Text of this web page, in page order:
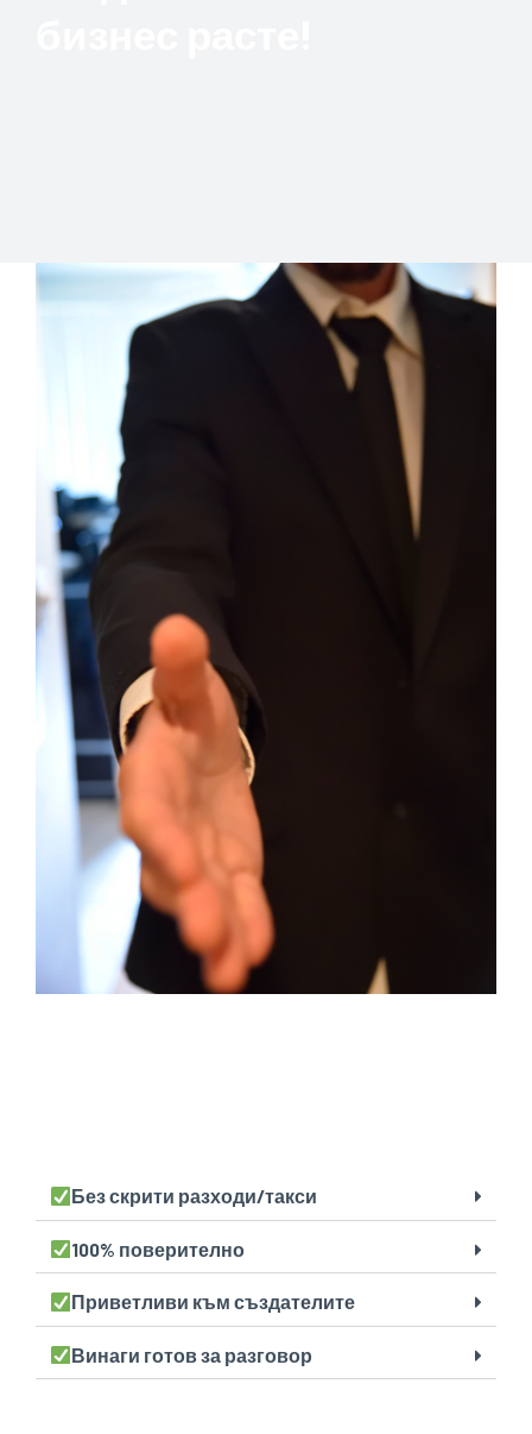
Без скрити разходи/такси
100% поверително
Приветливи към създателите
Винаги готов за разговор